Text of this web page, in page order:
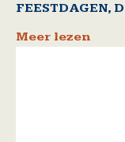
FEESTDAGEN,
Meer lezen